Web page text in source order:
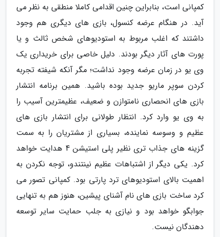
کمپانی است، بنابراین چنین اقدامی کاملا منطقی به نظر می
آید. در هنگام عرضه کنسول، بازی های دیگری هم وجود
داشتند که اغلب مربوط به استودیوهای شخص ثالث و یا
پورت های آثار دیگر بودند. دلیل خاصی برای خریداری یک
وی یو در زمان عرضه وجود نداشت؛ مگر آنکه شیفته تجربه
کردن سوپر ماریو جدید بوده باشید. همین برنامه انتشار
بازی های انحصاری نامتوازن و ضعیف، عظیمترین آسیب را
به وی یو وارد کرد. انتظار طولانی برای انتشار بازی های
عظیم و وسوسه نماینده، بسیاری از مشتریان را به سمت
گزینه های جذاب تری نظیر پلی استیشن 4 هدایت خواهد
کرد. یکی دیگر از اشتباهات عظیم نینتندو، توجه نکردن به
اهمیت بالای استودیوهای ترد پارتی بود. کمپانی تصور می
کرد ساخت بازی های نام آشنای پیشین، هنوز هم به تنهایی
جوابگو خواهد بود و نیازی به جلب حمایت سایر توسعه
دهندگان نیست.